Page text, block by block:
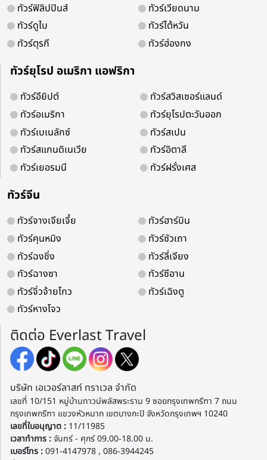
ทัวร์บินตรงออร์ดอส มองโกเลียใน หุบ
ทุ่งหญ้าออร์ดอส ทะเลทรายเสี่ยงซาวา
ทราย 5 วัน 4 คืน รวมขี่อูฐ สวมชุดมอง
กระโจมสไตล์มองโก 1 คืน (ทัวร์ไม่ลงร้
ระยะเวลา
5 วัน 4 คืน
โรงแรม
ไฮไลท์ กรุงเทพฯสนามบินสุวรรณภูมิ – สนามบินออร์ดอส - หุบเขาคลื่น
VALLEY) รวมสะพานกระจก - เมืองออร์ดอส – ถนนคนเดินคังปาสือ -
- เมืองออร์ดอส - ทุ่งหญ้าออร์ดอส-พิธีต้อนรับแขกสไตล์มองโกเลีย - ฟรี!สวมชุดมองโกเลีย ถ่ายรูป
เก็บความประทับใจ - OPTION : การแสดงเทศกาลนาดัม 380 หยวน - ท
กระเช้า + ขี่อูฐชมทะเลทราย) - เมืองออร์ดอส OPTION TOUR : เกาะเยว่ซา 280 หยวน - ศูนย์
วัฒนธรรมมองโกลหยวนหลิว(รถกอล์ฟ) – สุสานเจงกิสข่าน(ชมด้านนอก
ส.ค. 19-23
ก.ย.
ดูช่วงเวลาเพิ่มเติม
ทัวร์ฟิลิปปินส์
ทัวร์ดูไบ
ทัวร์ตุรกี
ทัวร์เวียดนาม
ทัวร์ไต้หวัน
ทัวร์ฮ่องกง
ทัวร์ยุโรป อเมริกา แอฟริกา
ทัวร์อียิปต์
ทัวร์อเมริกา
ทัวร์เบเนลักซ์
ทัวร์สแกนดิเนเวีย
ทัวร์เยอรมนี
ทัวร์สวิสเซอร์แลนด์
ทัวร์ยุโรปตะวันออก
ทัวร์สเปน
ทัวร์อิตาลี
ทัวร์ฝรั่งเศส
ทัวร์จีน
ทัวร์จางเจียเจี้ย
ทัวร์คุนหมิง
ทัวร์ฉงชิ่ง
ทัวร์ฉางซา
ทัวร์จิ่วจ้ายโกว
ทัวร์หางโจว
ทัวร์ฮาร์บิน
ทัวร์ซัวเถา
ทัวร์ลี่เจียง
ทัวร์ซีอาน
ทัวร์เฉิงตู
ติดต่อ Everlast Travel
บริษัท เอเวอร์ลาสท์ ทราเวล จำกัด
เลขที่ 10/151 หมู่บ้านทาวน์พลัสพระราม 9 ซอยกรุงเทพกรีฑา 7 ถนน
กรุงเทพกรีฑา แขวงหัวหมาก เขตบางกะปิ จังหวัดกรุงเทพฯ 10240
เลขที่ใบอนุญาต : 11/11985
เวลาทำการ :จันทร์ - ศุกร์ 09.00-18.00 น.
เบอร์โทร :091-4147978 , 086-3944245